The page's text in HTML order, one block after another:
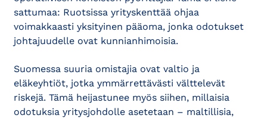
sattumaa: Ruotsissa yrityskenttää ohjaa
voimakkaasti yksityinen pääoma, jonka odotukset
johtajuudelle ovat kunnianhimoisia.
Suomessa suuria omistajia ovat valtio ja
eläkeyhtiöt, jotka ymmärrettävästi välttelevät
riskejä. Tämä heijastunee myös siihen, millaisia
odotuksia yritysjohdolle asetetaan – maltillisia,